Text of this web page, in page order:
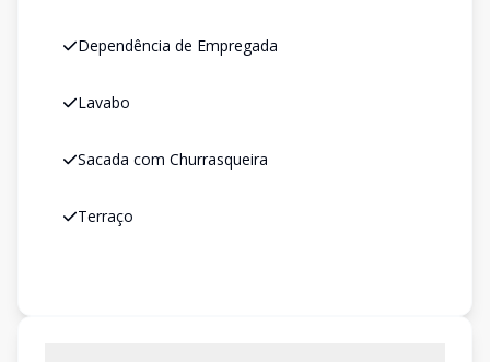
Dependência de Empregada
Lavabo
Sacada com Churrasqueira
Terraço